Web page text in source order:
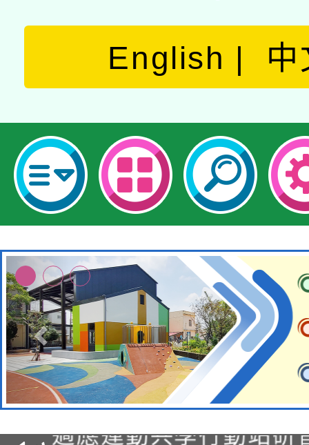
English 中
本校115學年度第2次
招甄選結果公告(無人